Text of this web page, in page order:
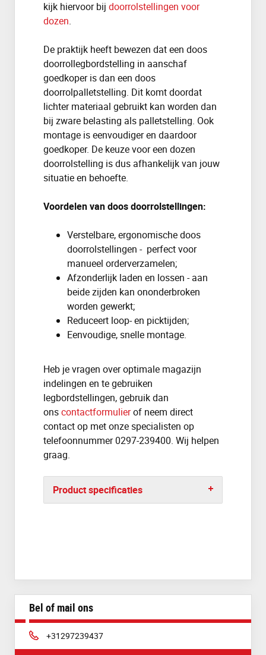
kijk hiervoor bij doorrolstellingen voor
dozen.
De praktijk heeft bewezen dat een doos
doorrollegbordstelling in aanschaf
goedkoper is dan een doos
doorrolpalletstelling. Dit komt doordat
lichter materiaal gebruikt kan worden dan
bij zware belasting als palletstelling. Ook
montage is eenvoudiger en daardoor
goedkoper. De keuze voor een dozen
doorrolstelling is dus afhankelijk van jouw
situatie en behoefte.
Voordelen van doos doorrolstellingen:
Verstelbare, ergonomische doos
doorrolstellingen - perfect voor
manueel orderverzamelen;
Afzonderlijk laden en lossen - aan
beide zijden kan ononderbroken
worden gewerkt;
Reduceert loop- en picktijden;
Eenvoudige, snelle montage.
Heb je vragen over optimale magazijn
indelingen en te gebruiken
legbordstellingen, gebruik dan
onscontactformulierof neem direct
contact op met onze specialisten op
telefoonnummer 0297-239400. Wij helpen
graag.
Product specificaties
Bel of mail ons
Telefoon:
+31297239437